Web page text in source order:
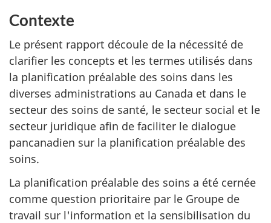
Contexte
Le présent rapport découle de la nécessité de
clarifier les concepts et les termes utilisés dans
la planification préalable des soins dans les
diverses administrations au Canada et dans le
secteur des soins de santé, le secteur social et le
secteur juridique afin de faciliter le dialogue
pancanadien sur la planification préalable des
soins.
La planification préalable des soins a été cernée
comme question prioritaire par le Groupe de
travail sur l'information et la sensibilisation du